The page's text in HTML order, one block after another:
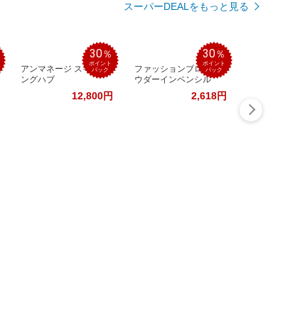
スーパーDEALをもっと見る
30％
ポイント
バック
アンマネージ スイッチ
ングハブ
12,800円
30％
ポイント
バック
ファッションブロウ パ
ウダーインペンシル
2,618円